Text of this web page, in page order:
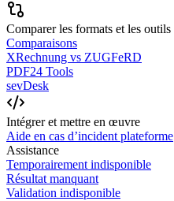
Comparer les formats et les outils
Comparaisons
XRechnung vs ZUGFeRD
PDF24 Tools
sevDesk
Intégrer et mettre en œuvre
Aide en cas d’incident plateforme
Assistance
Temporairement indisponible
Résultat manquant
Validation indisponible